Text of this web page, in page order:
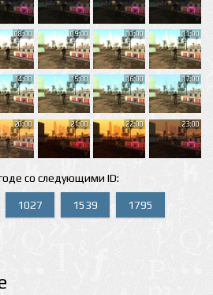
08:00 09:00 10:00 11:00
14:00 15:00 16:00 17:00
20:00 21:00 22:00 23:00
со следующими ID:
1027 1539 1795